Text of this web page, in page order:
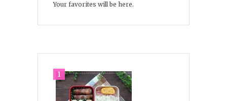
Your favorites will be here.